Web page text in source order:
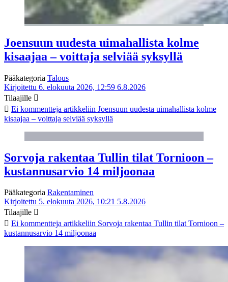
Joensuun uudesta uimahallista kolme
kisaajaa – voittaja selviää syksyllä
Pääkategoria Talous
Kirjoitettu 6. elokuuta 2026, 12:59 6.8.2026
Tilaajille
Ei kommentteja artikkeliin Joensuun uudesta uimahallista kolme
kisaajaa – voittaja selviää syksyllä
Sorvoja rakentaa Tullin tilat Tornioon –
kustannusarvio 14 miljoonaa
Pääkategoria Rakentaminen
Kirjoitettu 5. elokuuta 2026, 10:21 5.8.2026
Tilaajille
Ei kommentteja artikkeliin Sorvoja rakentaa Tullin tilat Tornioon –
kustannusarvio 14 miljoonaa